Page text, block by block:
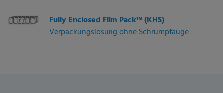
Fully Enclosed Film Pack™ (KHS)
Verpackungslösung ohne Schrumpfauge